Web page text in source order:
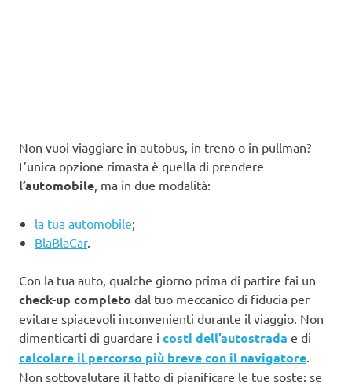
Non vuoi viaggiare in autobus, in treno o in pullman?
L’unica opzione rimasta è quella di prendere
l’automobile, ma in due modalità:
la tua automobile;
BlaBlaCar.
Con la tua auto, qualche giorno prima di partire fai un
check-up completo dal tuo meccanico di fiducia per
evitare spiacevoli inconvenienti durante il viaggio. Non
dimenticarti di guardare i costi dell’autostrada e di
calcolare il percorso più breve con il navigatore.
Non sottovalutare il fatto di pianificare le tue soste: se